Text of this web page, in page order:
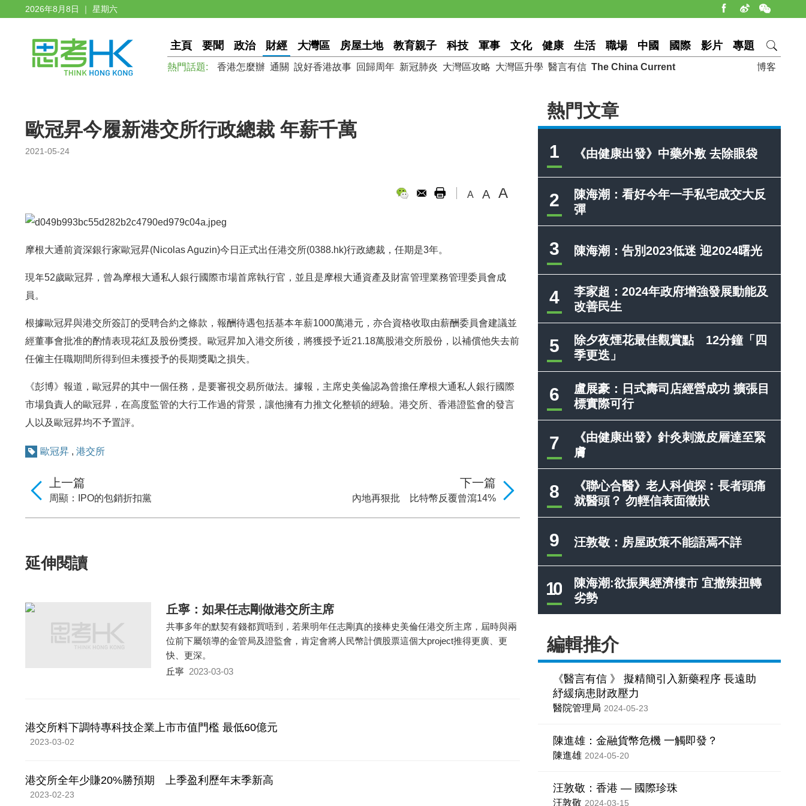
2026年8月8日 ｜ 星期六
主頁 要聞 政治 財經 大灣區 房屋土地 教育親子 科技 軍事 文化 健康 生活 職場 中國 國際 影片 專題
博客
熱門話題: 香港怎麼辦 通關 說好香港故事 回歸周年 新冠肺炎 大灣區攻略 大灣區升學 醫言有信 The China Current
熱門文章
1 《由健康出發》中藥外敷 去除眼袋
2
陳海潮：看好今年一手私宅成交大反
彈
3 陳海潮：告別2023低迷 迎2024曙光
4
李家超：2024年政府增強發展動能及
改善民生
5
除夕夜煙花最佳觀賞點 12分鐘「四
季更迭」
6
盧展豪：日式壽司店經營成功 擴張目
標實際可行
7
《由健康出發》針灸刺激皮層達至緊
膚
8
《聯心合醫》老人科偵探︰長者頭痛
就醫頭？ 勿輕信表面徵狀
9 汪敦敬：房屋政策不能語焉不詳
10
陳海潮:欲振興經濟樓市 宜撤辣扭轉
劣勢
編輯推介
《醫言有信 》 擬精簡引入新藥程序 長遠助
紓緩病患財政壓力
醫院管理局 2024-05-23
陳進雄：金融貨幣危機 一觸即發？
陳進雄 2024-05-20
汪敦敬：香港 — 國際珍珠
汪敦敬 2024-03-15
歐冠昇今履新港交所行政總裁 年薪千萬
2021-05-24
A A A
摩根大通前資深銀行家歐冠昇(Nicolas Aguzin)今日正式出任港交所(0388.hk)行政總裁，任期是3年。
現年52歲歐冠昇，曾為摩根大通私人銀行國際市場首席執行官，並且是摩根大通資產及財富管理業務管理委員會成
員。
根據歐冠昇與港交所簽訂的受聘合約之條款，報酬待遇包括基本年薪1000萬港元，亦合資格收取由薪酬委員會建議並
經董事會批准的酌情表現花紅及股份獎授。歐冠昇加入港交所後，將獲授予近21.18萬股港交所股份，以補償他失去前
任僱主任職期間所得到但未獲授予的長期獎勵之損失。
《彭博》報道，歐冠昇的其中一個任務，是要審視交易所做法。據報，主席史美倫認為曾擔任摩根大通私人銀行國際
市場負責人的歐冠昇，在高度監管的大行工作過的背景，讓他擁有力推文化整頓的經驗。港交所、香港證監會的發言
人以及歐冠昇均不予置評。
歐冠昇 , 港交所
下一篇
內地再狠批 比特幣反覆曾瀉14%
上一篇
周顯：IPO的包銷折扣黨
延伸閱讀
丘寧：如果任志剛做港交所主席
共事多年的默契有錢都買唔到，若果明年任志剛真的接棒史美倫任港交所主席，屆時與兩
位前下屬領導的金管局及證監會，肯定會將人民幣計價股票這個大project推得更廣、更
快、更深。
丘寧 2023-03-03
港交所料下調特專科技企業上市市值門檻 最低60億元
2023-03-02
港交所全年少賺20%勝預期 上季盈利歷年末季新高
2023-02-23